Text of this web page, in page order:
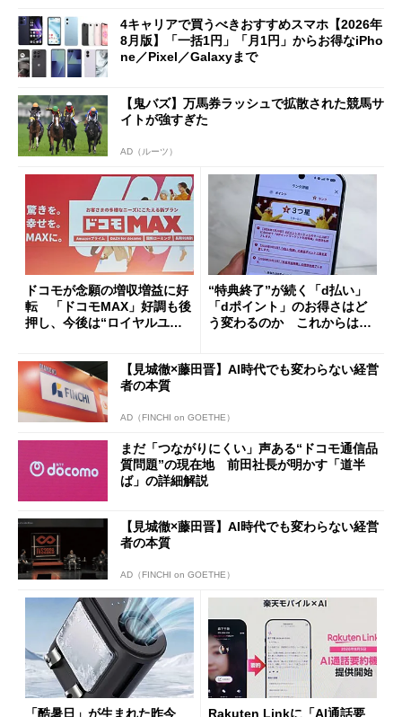
4キャリアで買うべきおすすめスマホ【2026年
8月版】「一括1円」「月1円」からお得なiPho
ne／Pixel／Galaxyまで
【鬼バズ】万馬券ラッシュで拡散された競馬サ
イトが強すぎた
AD（ルーツ）
ドコモが念願の増収増益に好
転 「ドコモMAX」好調も後
押し、今後は“ロイヤルユー
“特典終了”が続く「d払い」
「dポイント」のお得さはど
う変わるのか これからは
【見城徹×藤田晋】AI時代でも変わらない経営
者の本質
AD（FINCHI on GOETHE）
まだ「つながりにくい」声ある“ドコモ通信品
質問題”の現在地 前田社長が明かす「道半
ば」の詳細解説
【見城徹×藤田晋】AI時代でも変わらない経営
者の本質
AD（FINCHI on GOETHE）
「酷暑日」が生まれた昨今 Rakuten Linkに「AI通話要